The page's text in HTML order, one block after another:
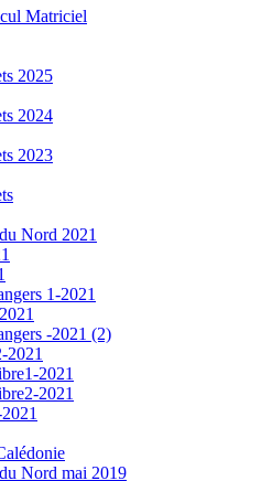
Matriciel
2025
2024
2023
Nord 2021
1-2021
-2021 (2)
2021
2021
2021
Nord mai 2019